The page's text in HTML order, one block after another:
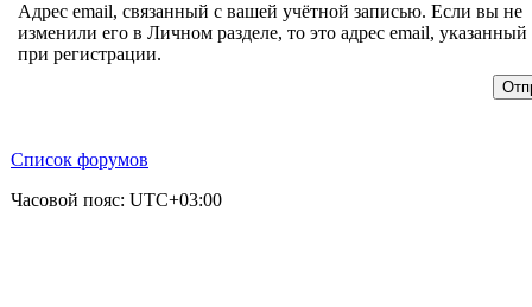
Адрес email, связанный с вашей учётной записью. Если вы не
изменили его в Личном разделе, то это адрес email,
при регистрации.
Список форумов
Часовой пояс: UTC+03:00